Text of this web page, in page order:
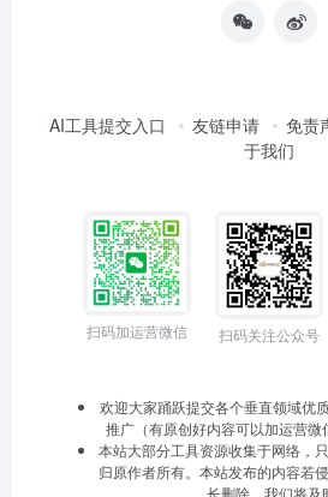
AI工具提交入口 友链申请 免责
于我们
扫码加运营微信 扫码关注公众号
欢迎大家踊跃提交各个垂直领域优
推广（有原创好内容可以加运营微
本站大部分工具资源收集于网络，
归原作者所有。本站发布的内容若
长删除，我们将及